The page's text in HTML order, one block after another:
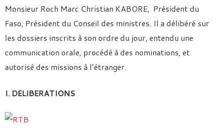
Monsieur Roch Marc Christian KABORE, Président du
Faso, Président du Conseil des ministres. Il a délibéré sur
les dossiers inscrits à son ordre du jour, entendu une
communication orale, procédé à des nominations, et
autorisé des missions à l’étranger.
I. DELIBERATIONS